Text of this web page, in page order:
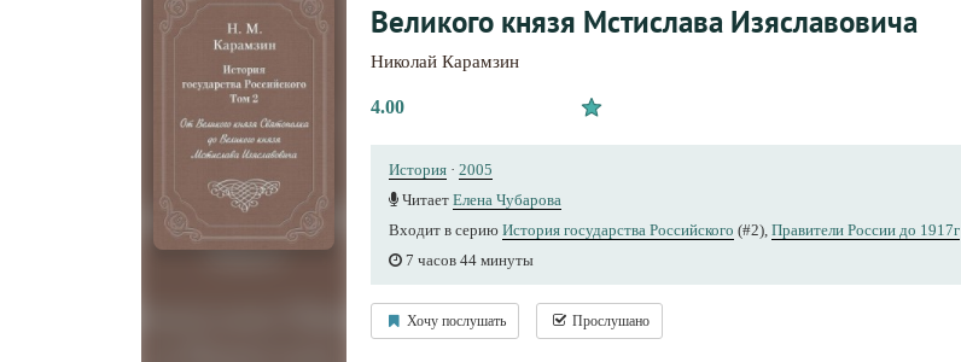
Великого князя Мстислава Изяславовича
Николай Карамзин
4.00
История · 2005
Читает Елена Чубарова
Входит в серию История государства Российского (#2), Правители России до 1917г
7 часов 44 минуты
Хочу послушать Прослушано